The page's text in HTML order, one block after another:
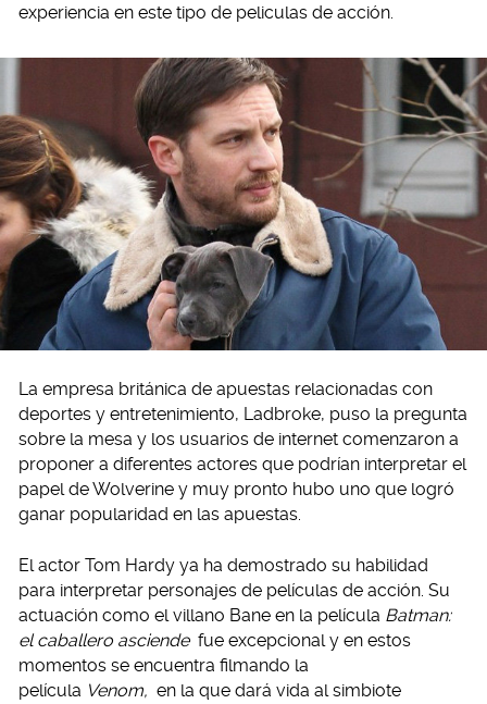
experiencia en este tipo de peliculas de acción.
La empresa británica de apuestas relacionadas con
deportes y entretenimiento, Ladbroke, puso la pregunta
sobre la mesa y los usuarios de internet comenzaron a
proponer a diferentes actores que podrían interpretar el
papel de Wolverine y muy pronto hubo uno que logró
ganar popularidad en las apuestas.
El actor Tom Hardy ya ha demostrado su habilidad
para interpretar personajes de películas de acción. Su
actuación como el villano Bane en la película Batman:
el caballero asciende fue excepcional y en estos
momentos se encuentra filmando la
película Venom, en la que dará vida al simbiote